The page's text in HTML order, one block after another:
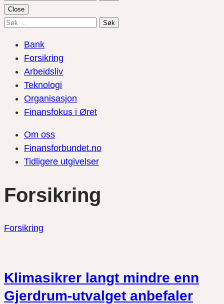
etter:
Close
Søk
Bank
Forsikring
Arbeidsliv
Teknologi
Organisasjon
Finansfokus i Øret
Om oss
Finansforbundet.no
Tidligere utgivelser
Forsikring
Forsikring
Klimasikrer langt mindre enn
Gjerdrum-utvalget anbefaler